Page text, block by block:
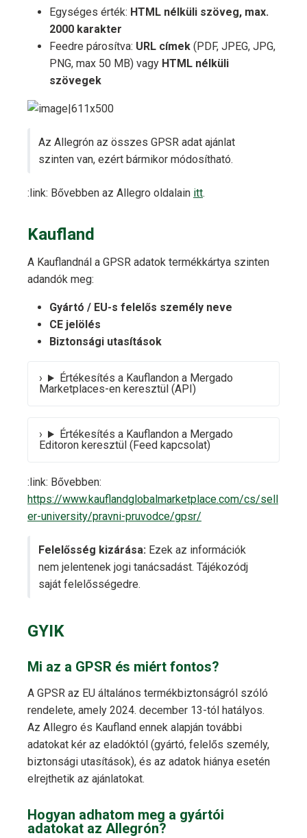
Egységes érték: HTML nélküli szöveg, max.
2000 karakter
Feedre párosítva: URL címek (PDF, JPEG, JPG,
PNG, max 50 MB) vagy HTML nélküli
szövegek
Az Allegrón az összes GPSR adat ajánlat
szinten van, ezért bármikor módosítható.
:link: Bővebben az Allegro oldalain itt.
Kaufland
A Kauflandnál a GPSR adatok termékkártya szinten
adandók meg:
Gyártó / EU-s felelős személy neve
CE jelölés
Biztonsági utasítások
Értékesítés a Kauflandon a Mergado
Marketplaces-en keresztül (API)
Értékesítés a Kauflandon a Mergado
Editoron keresztül (Feed kapcsolat)
:link: Bővebben:
https://www.kauflandglobalmarketplace.com/cs/sell
er-university/pravni-pruvodce/gpsr/
Felelősség kizárása: Ezek az információk
nem jelentenek jogi tanácsadást. Tájékozódj
saját felelősségedre.
GYIK
Mi az a GPSR és miért fontos?
A GPSR az EU általános termékbiztonságról szóló
rendelete, amely 2024. december 13-tól hatályos.
Az Allegro és Kaufland ennek alapján további
adatokat kér az eladóktól (gyártó, felelős személy,
biztonsági utasítások), és az adatok hiánya esetén
elrejthetik az ajánlatokat.
Hogyan adhatom meg a gyártói
adatokat az Allegrón?